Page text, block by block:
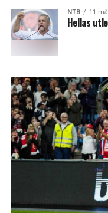
NTB 11
Hellas